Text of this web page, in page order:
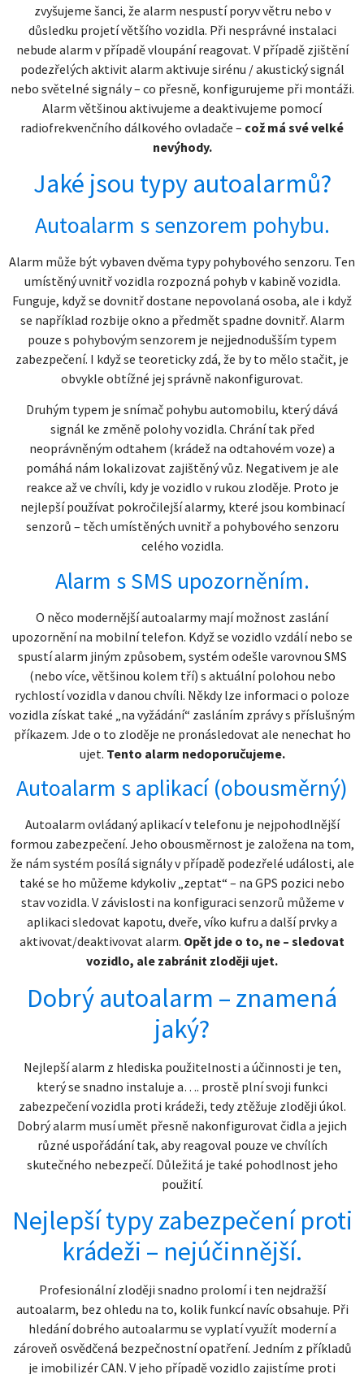
zvyšujeme šanci, že alarm nespustí poryv větru nebo v
důsledku projetí většího vozidla. Při nesprávné instalaci
nebude alarm v případě vloupání reagovat. V případě zjištění
podezřelých aktivit alarm aktivuje sirénu / akustický signál
nebo světelné signály – co přesně, konfigurujeme při montáži.
Alarm většinou aktivujeme a deaktivujeme pomocí
radiofrekvenčního dálkového ovladače – což má své velké
nevýhody.
Jaké jsou typy autoalarmů?
Autoalarm s senzorem pohybu.
Alarm může být vybaven dvěma typy pohybového senzoru. Ten
umístěný uvnitř vozidla rozpozná pohyb v kabině vozidla.
Funguje, když se dovnitř dostane nepovolaná osoba, ale i když
se například rozbije okno a předmět spadne dovnitř. Alarm
pouze s pohybovým senzorem je nejjednodušším typem
zabezpečení. I když se teoreticky zdá, že by to mělo stačit, je
obvykle obtížné jej správně nakonfigurovat.
Druhým typem je snímač pohybu automobilu, který dává
signál ke změně polohy vozidla. Chrání tak před
neoprávněným odtahem (krádež na odtahovém voze) a
pomáhá nám lokalizovat zajištěný vůz. Negativem je ale
reakce až ve chvíli, kdy je vozidlo v rukou zloděje. Proto je
nejlepší používat pokročilejší alarmy, které jsou kombinací
senzorů – těch umístěných uvnitř a pohybového senzoru
celého vozidla.
Alarm s SMS upozorněním.
O něco modernější autoalarmy mají možnost zaslání
upozornění na mobilní telefon. Když se vozidlo vzdálí nebo se
spustí alarm jiným způsobem, systém odešle varovnou SMS
(nebo více, většinou kolem tří) s aktuální polohou nebo
rychlostí vozidla v danou chvíli. Někdy lze informaci o poloze
vozidla získat také „na vyžádání“ zasláním zprávy s příslušným
příkazem. Jde o to zloděje ne pronásledovat ale nenechat ho
ujet. Tento alarm nedoporučujeme.
Autoalarm s aplikací (obousměrný)
Autoalarm ovládaný aplikací v telefonu je nejpohodlnější
formou zabezpečení. Jeho obousměrnost je založena na tom,
že nám systém posílá signály v případě podezřelé události, ale
také se ho můžeme kdykoliv „zeptat“ – na GPS pozici nebo
stav vozidla. V závislosti na konfiguraci senzorů můžeme v
aplikaci sledovat kapotu, dveře, víko kufru a další prvky a
aktivovat/deaktivovat alarm. Opět jde o to, ne – sledovat
vozidlo, ale zabránit zloději ujet.
Dobrý autoalarm – znamená
jaký?
Nejlepší alarm z hlediska použitelnosti a účinnosti je ten,
který se snadno instaluje a…. prostě plní svoji funkci
zabezpečení vozidla proti krádeži, tedy ztěžuje zloději úkol.
Dobrý alarm musí umět přesně nakonfigurovat čidla a jejich
různé uspořádání tak, aby reagoval pouze ve chvílích
skutečného nebezpečí. Důležitá je také pohodlnost jeho
použití.
Nejlepší typy zabezpečení proti
krádeži – nejúčinnější.
Profesionální zloději snadno prolomí i ten nejdražší
autoalarm, bez ohledu na to, kolik funkcí navíc obsahuje. Při
hledání dobrého autoalarmu se vyplatí využít moderní a
zároveň osvědčená bezpečnostní opatření. Jedním z příkladů
je imobilizér CAN. V jeho případě vozidlo zajistíme proti